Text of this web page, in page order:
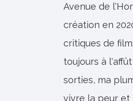
Avenue de
création en
critiques de
toujours à
sorties, ma
vivre la peur et